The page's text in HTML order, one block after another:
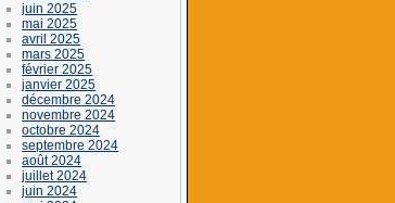
juin 2025
mai 2025
avril 2025
mars 2025
février 2025
janvier 2025
décembre 2024
novembre 2024
octobre 2024
septembre 2024
août 2024
juillet 2024
juin 2024